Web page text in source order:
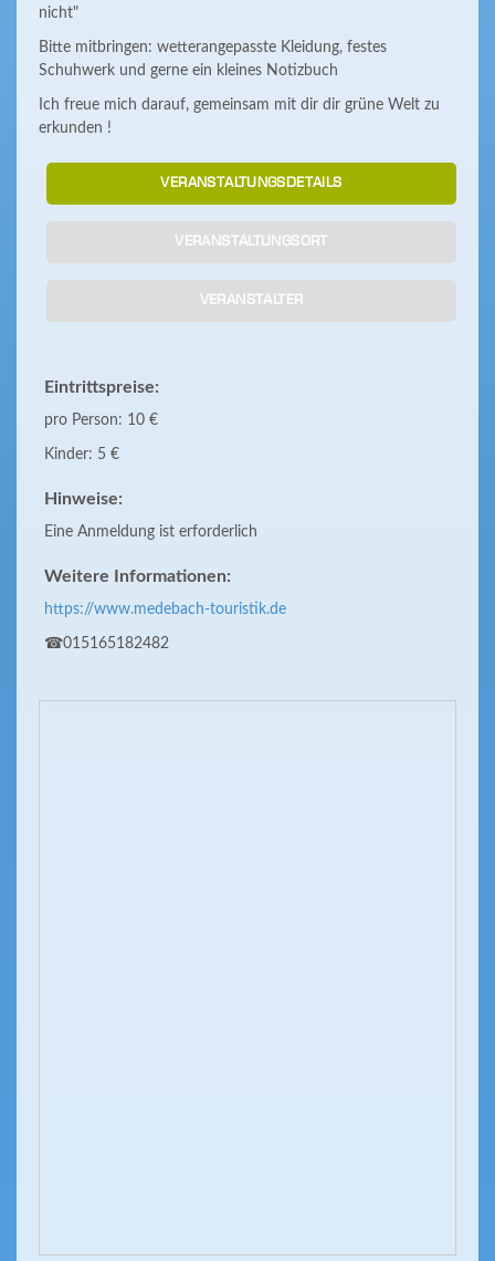
nicht"
Bitte mitbringen: wetterangepasste Kleidung, festes
Schuhwerk und gerne ein kleines Notizbuch
Ich freue mich darauf, gemeinsam mit dir dir grüne Welt zu
erkunden !
VERANSTALTUNGSDETAILS
VERANSTALTUNGSORT
VERANSTALTER
Eintrittspreise:
pro Person: 10 €
Kinder: 5 €
Hinweise:
Eine Anmeldung ist erforderlich
Weitere Informationen:
https://www.medebach-touristik.de
☎015165182482